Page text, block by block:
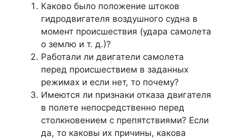
Каково было положение штоков
гидродвигателя воздушного судна в
момент происшествия (удара самолета
о землю и т. д.)?
Работали ли двигатели самолета
перед происшествием в заданных
режимах и если нет, то почему?
Имеются ли признаки отказа двигателя
в полете непосредственно перед
столкновением с препятствиями? Если
да, то каковы их причины, какова